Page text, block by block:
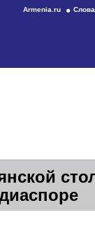
Armenia.ru